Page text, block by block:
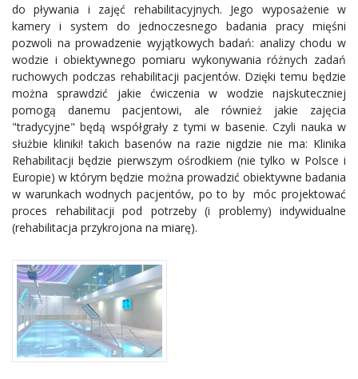
do pływania i zajęć rehabilitacyjnych. Jego wyposażenie w
kamery i system do jednoczesnego badania pracy mięśni
pozwoli na prowadzenie wyjątkowych badań: analizy chodu w
wodzie i obiektywnego pomiaru wykonywania różnych zadań
ruchowych podczas rehabilitacji pacjentów. Dzięki temu będzie
można sprawdzić jakie ćwiczenia w wodzie najskuteczniej
pomogą danemu pacjentowi, ale również jakie zajęcia
"tradycyjne" będą współgrały z tymi w basenie. Czyli nauka w
służbie kliniki! takich basenów na razie nigdzie nie ma: Klinika
Rehabilitacji będzie pierwszym ośrodkiem (nie tylko w Polsce i
Europie) w którym będzie można prowadzić obiektywne badania
w warunkach wodnych pacjentów, po to by móc projektować
proces rehabilitacji pod potrzeby (i problemy) indywidualne
(rehabilitacja przykrojona na miarę).